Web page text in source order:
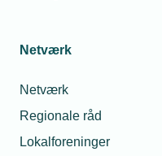
Netværk
Netværk
Regionale råd
Lokalforeninger